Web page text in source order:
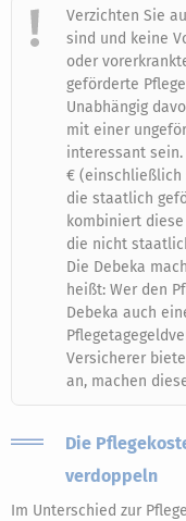
Verzichten Sie
sind und keine
oder
geförderte
Unabhängig
mit einer
interessant sein.
€ (einschließlich
die staatlich
kombiniert
die nicht
Die Debeka
heißt: Wer den
Debeka auch
Versicherer
an, machen
Die
verdoppeln
Im Unterschied zur